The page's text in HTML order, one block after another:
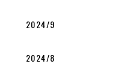
2024/9
2024/8